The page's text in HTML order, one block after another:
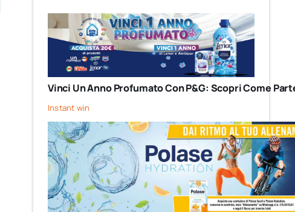
Vinci Un Anno Profumato Con P&G: Scopri Come
Instant win